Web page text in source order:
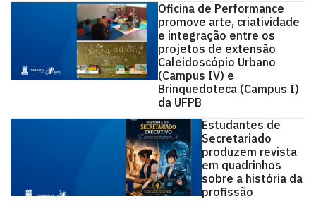
Oficina de Performance
promove arte, criatividade
e integração entre os
projetos de extensão
Caleidoscópio Urbano
(Campus IV) e
Brinquedoteca (Campus I)
da UFPB
Estudantes de
Secretariado
produzem revista
em quadrinhos
sobre a história da
profissão